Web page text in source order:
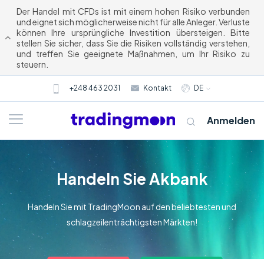
Der Handel mit CFDs ist mit einem hohen Risiko verbunden
und eignet sich möglicherweise nicht für alle Anleger. Verluste
können Ihre ursprüngliche Investition übersteigen. Bitte
stellen Sie sicher, dass Sie die Risiken vollständig verstehen,
und treffen Sie geeignete Maßnahmen, um Ihr Risiko zu
steuern.
+248 463 2031 Kontakt DE
Anmelden
Handeln Sie Akbank
Handeln Sie mit TradingMoon auf den beliebtesten und
schlagzeilenträchtigsten Märkten!